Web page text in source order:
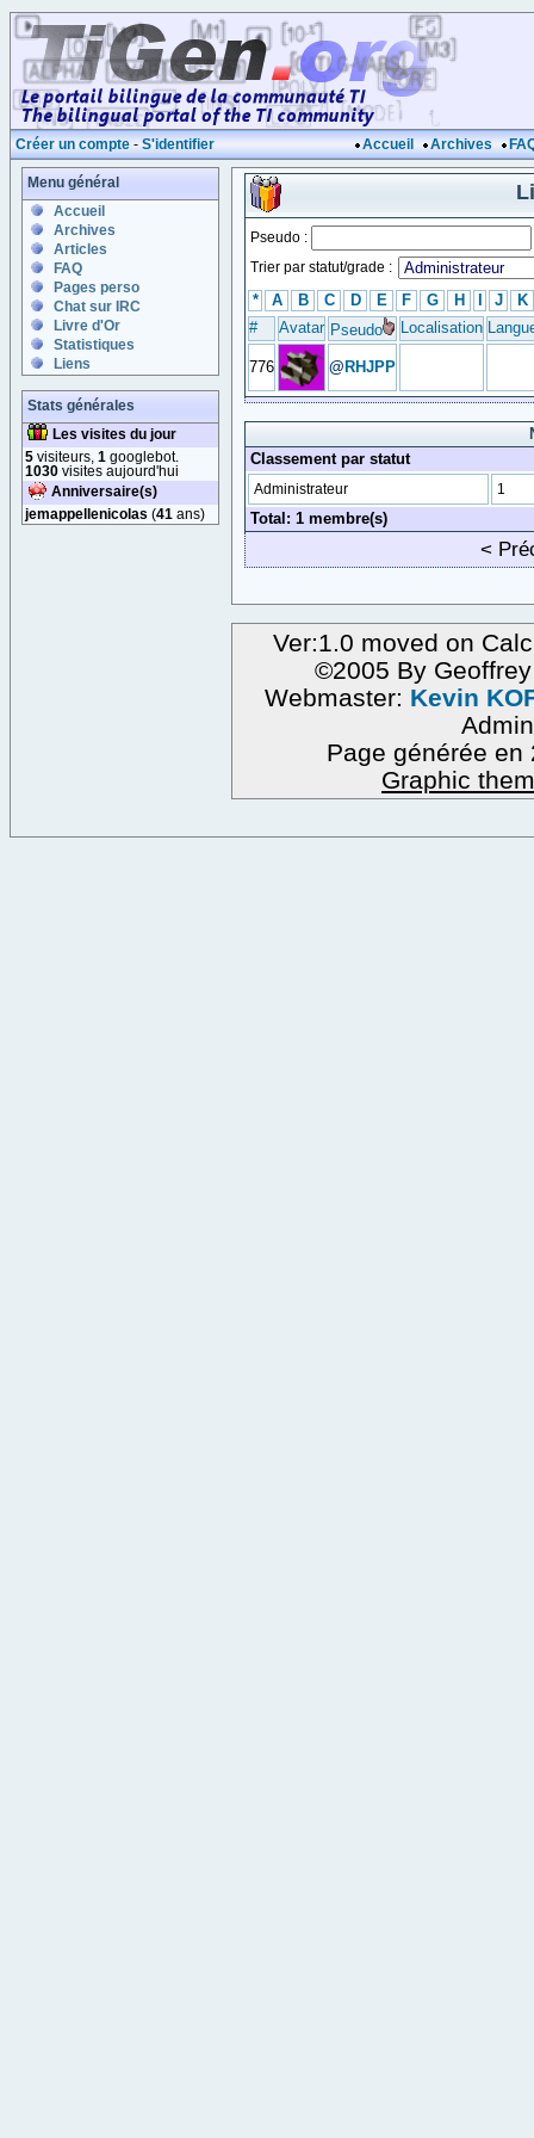
Créer un compte - S'identifier Accueil Archives
Menu général
Accueil
Archives
Articles
FAQ
Pages perso
Chat sur IRC
Livre d'Or
Statistiques
Liens
Stats générales
Les visites du jour
5 visiteurs, 1 googlebot.
1030 visites aujourd'hui
Anniversaire(s)
jemappellenicolas (41 ans)
Pseudo :
Trier par statut/grade :
* A B C D E F G H J
K
#
Avatar Pseudo Localisation
776 @ RHJPP
Classement par statut
Administrateur 1
Total: 1 membre(s)
<
Ver:1.0 moved on
©2005 By
Webmaster: Kevin
Page générée en
Graphic